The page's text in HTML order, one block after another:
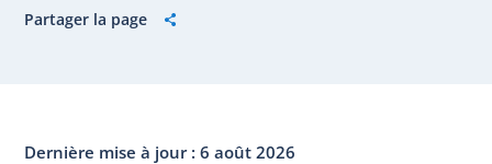
Partager la page
Dernière mise à jour : 6 août 2026